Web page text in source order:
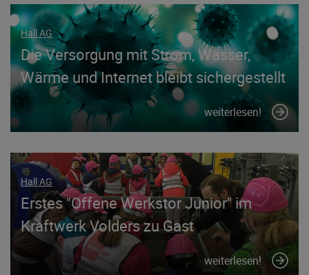
Hall AG
Die Versorgung mit Strom, Wasser,
Wärme und Internet bleibt sichergestellt
weiterlesen!
Hall AG
Erstes "Offene Werkstor Junior" im
Kraftwerk Volders zu Gast
weiterlesen!